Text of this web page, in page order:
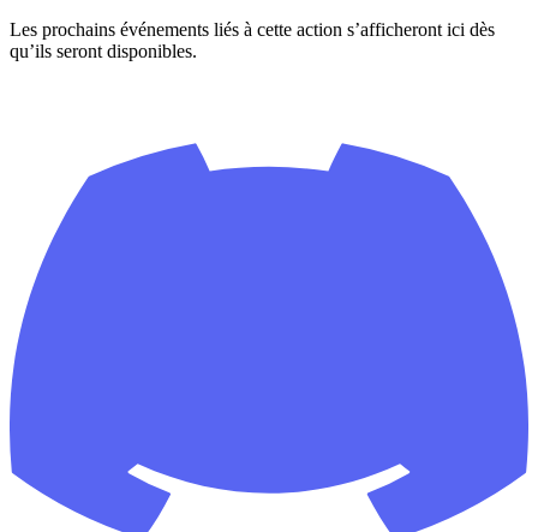
Les prochains événements liés à cette action s’afficheront ici dès
qu’ils seront disponibles.